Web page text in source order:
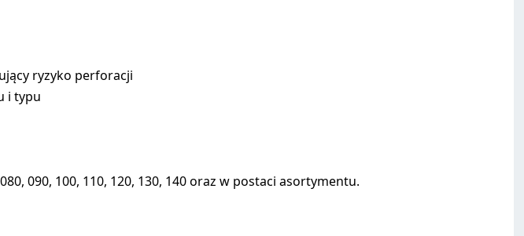
ryzyko perforacji
i typu
090, 100, 110, 120, 130, 140 oraz w postaci asortymentu.